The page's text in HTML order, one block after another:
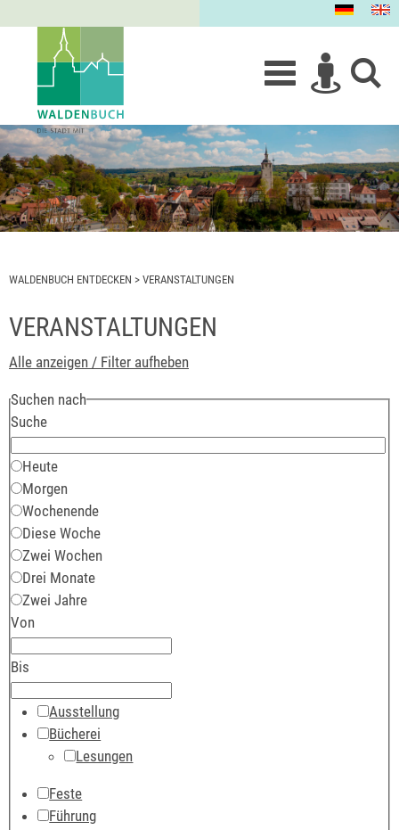
WALDENBUCH ENTDECKEN > VERANSTALTUNGEN
VERANSTALTUNGEN
Alle anzeigen / Filter aufheben
Suchen nach
Suche
Heute
Morgen
Wochenende
Diese Woche
Zwei Wochen
Drei Monate
Zwei Jahre
Von
Bis
Ausstellung
Bücherei
Lesungen
Feste
Führung